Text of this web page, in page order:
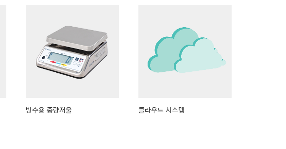
방수용 중량저울 클라우드 시스템